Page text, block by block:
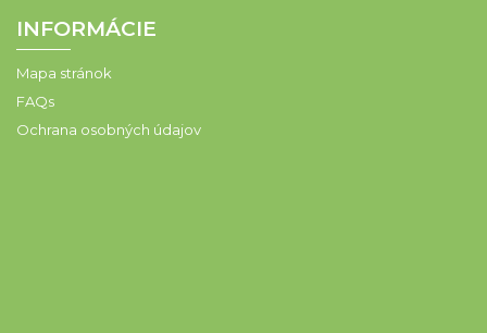
INFORMÁCIE
Mapa stránok
FAQs
Ochrana osobných údajov